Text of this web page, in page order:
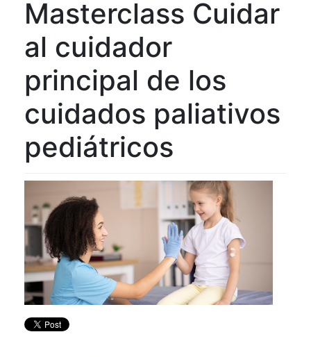
Masterclass Cuidar
al cuidador
principal de los
cuidados paliativos
pediátricos